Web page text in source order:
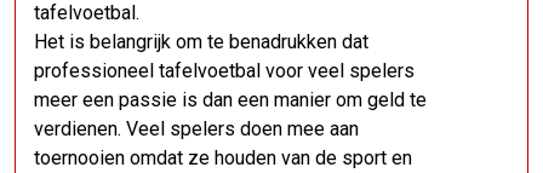
tafelvoetbal.
Het is belangrijk om te benadrukken dat
professioneel tafelvoetbal voor veel spelers
meer een passie is dan een manier om geld te
verdienen. Veel spelers doen mee aan
toernooien omdat ze houden van de sport en